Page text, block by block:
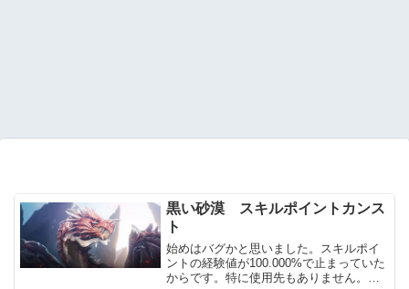
黒い砂漠 スキルポイントカンス
ト
始めはバグかと思いました。スキルポイ
ントの経験値が100.000%で止まっていた
からです。特に使用先もありません。た